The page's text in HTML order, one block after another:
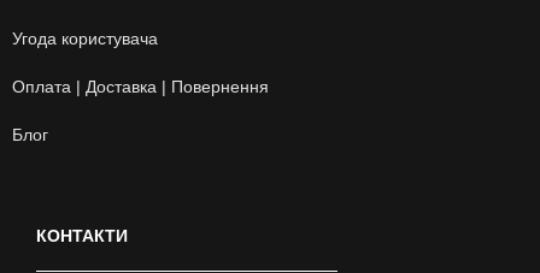
Угода користувача
Оплата | Доставка | Повернення
Блог
КОНТАКТИ